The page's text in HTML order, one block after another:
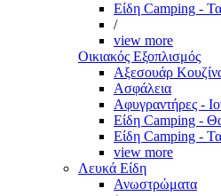
Είδη Camping -
/
view more
Οικιακός Εξοπλισμός
Αξεσουάρ
Ασφάλεια
Αφυγραντήρες -
Είδη Camping -
Είδη Camping -
view more
Λευκά Είδη
Ανωστρώματα